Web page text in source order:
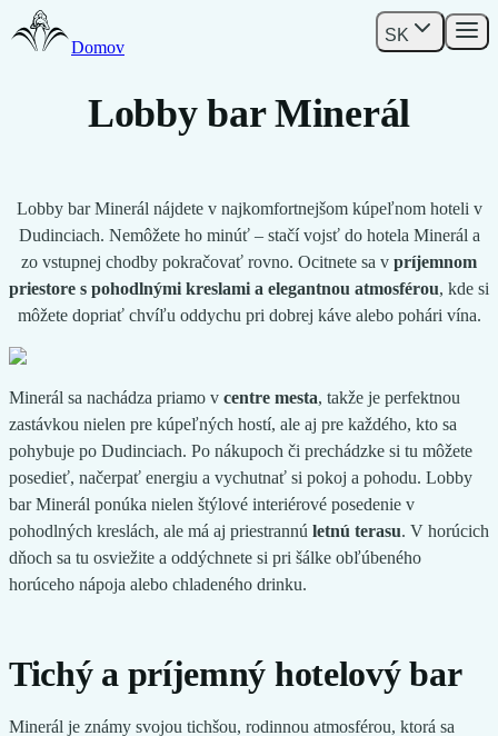
Domov
SK
Lobby bar Minerál
Lobby bar Minerál nájdete v najkomfortnejšom kúpeľnom hoteli v
Dudinciach. Nemôžete ho minúť – stačí vojsť do hotela Minerál a
zo vstupnej chodby pokračovať rovno. Ocitnete sa v príjemnom
priestore s pohodlnými kreslami a elegantnou atmosférou, kde si
môžete dopriať chvíľu oddychu pri dobrej káve alebo pohári vína.
Minerál sa nachádza priamo v centre mesta, takže je perfektnou
zastávkou nielen pre kúpeľných hostí, ale aj pre každého, kto sa
pohybuje po Dudinciach. Po nákupoch či prechádzke si tu môžete
posedieť, načerpať energiu a vychutnať si pokoj a pohodu. Lobby
bar Minerál ponúka nielen štýlové interiérové posedenie v
pohodlných kreslách, ale má aj priestrannú letnú terasu. V horúcich
dňoch sa tu osviežite a oddýchnete si pri šálke obľúbeného
horúceho nápoja alebo chladeného drinku.
Tichý a príjemný hotelový bar
Minerál je známy svojou tichšou, rodinnou atmosférou, ktorá sa